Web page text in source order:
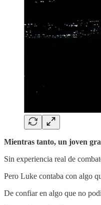
Mientras tanto, un joven
Sin experiencia real de
Pero Luke contaba con algo
De confiar en algo que no